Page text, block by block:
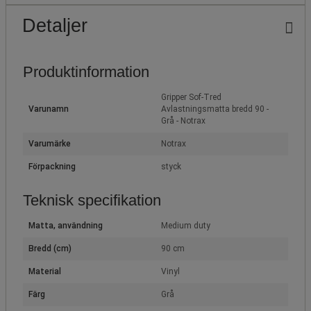
Detaljer
Produktinformation
Varunamn
Gripper Sof-Tred
Avlastningsmatta bredd 90 -
Grå - Notrax
Varumärke Notrax
Förpackning styck
Teknisk specifikation
Matta, användning Medium duty
Bredd (cm) 90 cm
Material Vinyl
Färg Grå